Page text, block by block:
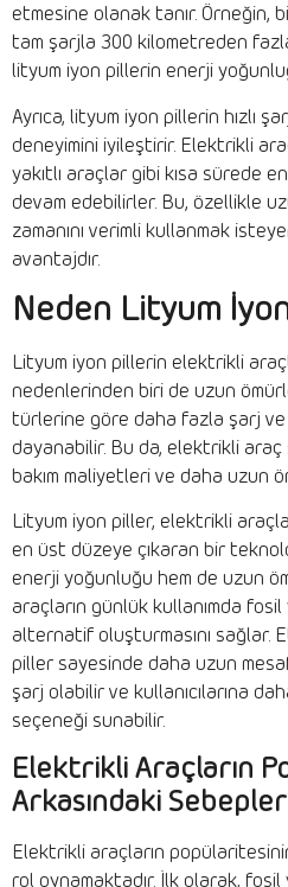
etmesine olanak tanır. Örneğin,
tam şarjla 300 kilometreden
lityum iyon pillerin enerji
Ayrıca, lityum iyon pillerin hızlı
deneyimini iyileştirir. Elektrikli
yakıtlı araçlar gibi kısa sürede
devam edebilirler. Bu, özellikle
zamanını verimli kullanmak
avantajdır.
Neden Lityum
Lityum iyon pillerin elektrikli
nedenlerinden biri de uzun
türlerine göre daha fazla şarj
dayanabilir. Bu da, elektrikli
bakım maliyetleri ve daha uzun
Lityum iyon piller, elektrikli
en üst düzeye çıkaran bir
enerji yoğunluğu hem de uzun
araçların günlük kullanımda
alternatif oluşturmasını sağlar.
piller sayesinde daha uzun
şarj olabilir ve kullanıcılarına
seçeneği sunabilir.
Elektrikli Araçların
Arkasındaki Sebepler
Elektrikli araçların
rol oynamaktadır. İlk olarak, fosil